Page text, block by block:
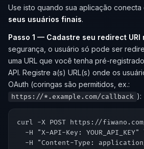
Use isto quando sua aplicação conecta
seus usuários finais.
Passo 1 — Cadastre seu redirect URI
segurança, o usuário só pode ser
uma URL que você tenha pré-
API. Registre a(s) URL(s) onde os
OAuth (coringas são permitidos, ex.:
https://*.example.com/callback ):
curl -X POST https://
-H "X-API-Key: YOUR_API_KEY"
-H "Content-Type: